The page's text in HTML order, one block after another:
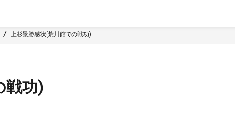
上杉景勝感状(荒川館での戦功)
戦功)